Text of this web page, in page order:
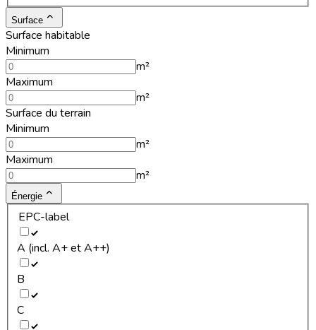
Surface
Surface habitable
Minimum
m²
Maximum
m²
Surface du terrain
Minimum
m²
Maximum
m²
Énergie
EPC-label
A (incl. A+ et A++)
B
C